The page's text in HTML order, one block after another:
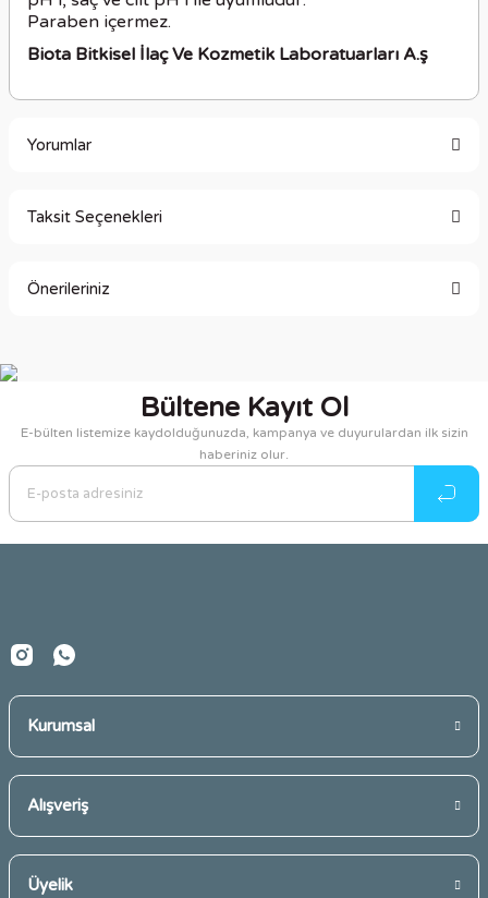
Paraben içermez.
Biota Bitkisel İlaç Ve Kozmetik Laboratuarları A.ş
Yorumlar
Taksit Seçenekleri
Önerileriniz
Görüş ve önerileriniz için teşekkür ederiz.
Ürün resmi kalitesiz, bozuk veya görüntülenemiyor.
Ürün açıklamasında eksik bilgiler bulunuyor.
Ürün bilgilerinde hatalar bulunuyor.
Bültene Kayıt Ol
E-bülten listemize kaydolduğunuzda, kampanya ve duyurulardan ilk sizin
haberiniz olur.
Kurumsal
Alışveriş
Üyelik